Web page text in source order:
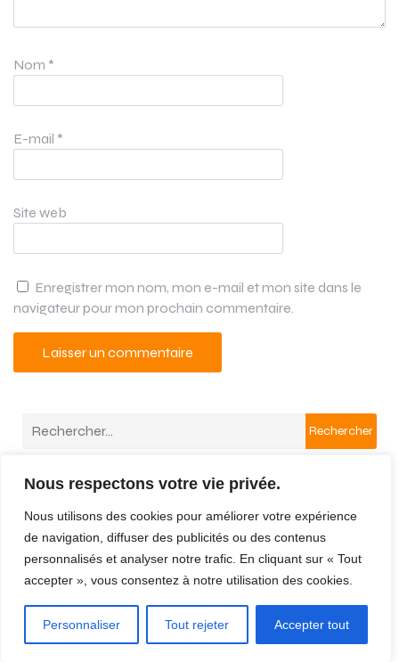
Nous respectons votre vie privée.
Nous utilisons des cookies pour améliorer votre expérience
de navigation, diffuser des publicités ou des contenus
personnalisés et analyser notre trafic. En cliquant sur « Tout
accepter », vous consentez à notre utilisation des cookies.
Personnaliser Tout rejeter Accepter tout
Nom *
E-mail *
Site web
Enregistrer mon nom, mon e-mail et mon site dans le
navigateur pour mon prochain commentaire.
Rechercher
Derniers Commentaires
Aucun commentaire à afficher.
Mentions légales
Kubio